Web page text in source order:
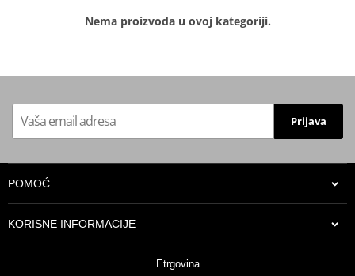
Nema proizvoda u ovoj kategoriji.
Prijava
POMOĆ
KORISNE INFORMACIJE
Etrgovina